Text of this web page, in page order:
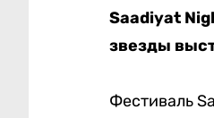
Saadiyat
звезды
Фестиваль